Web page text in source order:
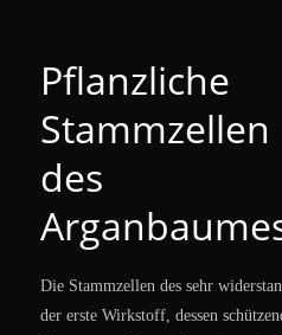
Pflanzliche
Stammzellen
des
Die Stammzellen des sehr
der erste Wirkstoff, dessen